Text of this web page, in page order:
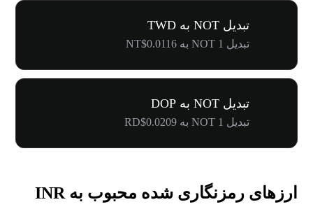
تبدیل NOT به TWD
تبدیل 1 NOT به NT$0.0116
تبدیل NOT به DOP
تبدیل 1 NOT به RD$0.0209
ارزهای رمزنگاری شده محبوب به INR